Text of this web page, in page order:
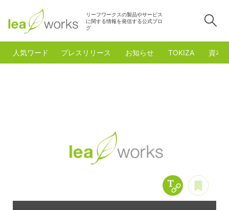
リーフワークスの製品やサービス
に関する情報を発信する公式ブロ
グ
人気ワード プレスリリース お知らせ TOKIZA 資本
Copy Title &